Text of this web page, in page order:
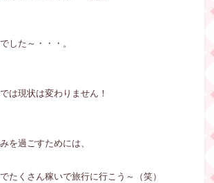
した～・・・。
は現状は変わりません！
を過ごすためには、
たくさん稼いで旅行に行こう～（笑）